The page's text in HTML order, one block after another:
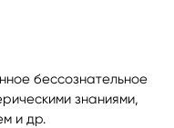
бессознательное
знаниями,
и др.